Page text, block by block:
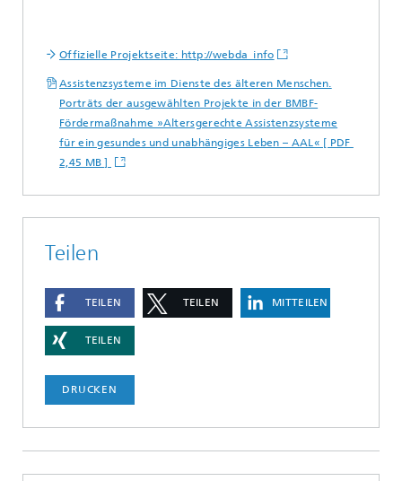
Offizielle Projektseite: http://webda_info
Assistenzsysteme im Dienste des älteren Menschen.
Porträts der ausgewählten Projekte in der BMBF-
Fördermaßnahme »Altersgerechte Assistenzsysteme
für ein gesundes und unabhängiges Leben – AAL« [ PDF
2,45 MB ]
Teilen
TEILEN TEILEN MITTEILEN
TEILEN
DRUCKEN